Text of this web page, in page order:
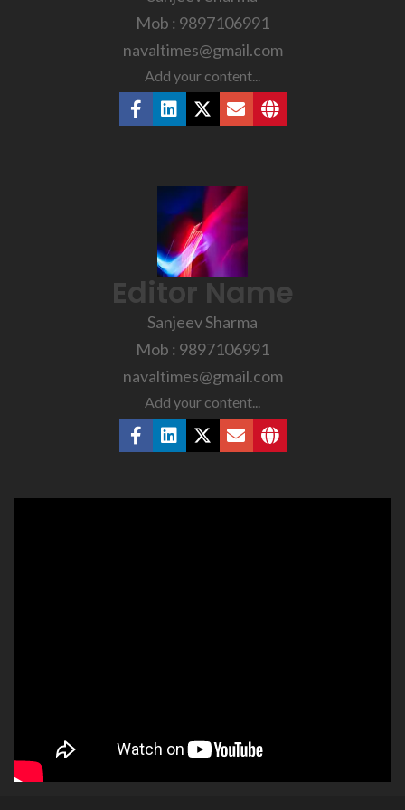
Mob : 9897106991
navaltimes@gmail.com
Add your content...
Editor Name
Sanjeev Sharma
Mob : 9897106991
navaltimes@gmail.com
Add your content...